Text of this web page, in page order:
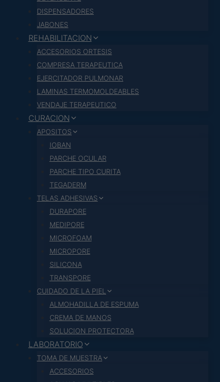
DISPENSADORES
JABONES
REHABILITACION
ACCESORIOS ORTESIS
COMPRESA TERAPEUTICA
EJERCITADOR PULMONAR
LAMINAS TERMOMOLDEABLES
VENDAJE TERAPEUTICO
CURACION
APOSITOS
IOBAN
PARCHE OCULAR
PARCHE TIPO CURITA
TEGADERM
TELAS ADHESIVAS
DURAPORE
MEDIPORE
MICROFOAM
MICROPORE
SILICONA
TRANSPORE
CUIDADO DE LA PIEL
ALMOHADILLA DE ESPUMA
CREMA DE MANOS
SOLUCION PROTECTORA
LABORATORIO
TOMA DE MUESTRA
ACCESORIOS